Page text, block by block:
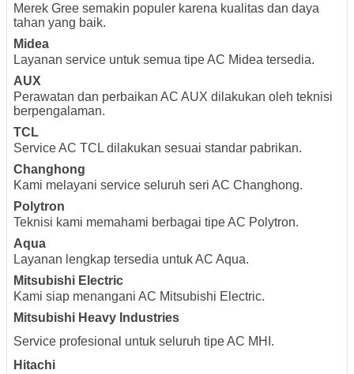
Merek Gree semakin populer karena kualitas dan daya
tahan yang baik.
Midea
Layanan service untuk semua tipe AC Midea tersedia.
AUX
Perawatan dan perbaikan AC AUX dilakukan oleh teknisi
berpengalaman.
TCL
Service AC TCL dilakukan sesuai standar pabrikan.
Changhong
Kami melayani service seluruh seri AC Changhong.
Polytron
Teknisi kami memahami berbagai tipe AC Polytron.
Aqua
Layanan lengkap tersedia untuk AC Aqua.
Mitsubishi Electric
Kami siap menangani AC Mitsubishi Electric.
Mitsubishi Heavy Industries
Service profesional untuk seluruh tipe AC MHI.
Hitachi